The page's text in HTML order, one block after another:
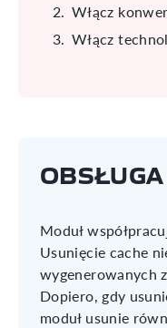
Włącz
Włącz
Moduł
Usunięcie cache
wygenerowanych
Dopiero, gdy
moduł usunie